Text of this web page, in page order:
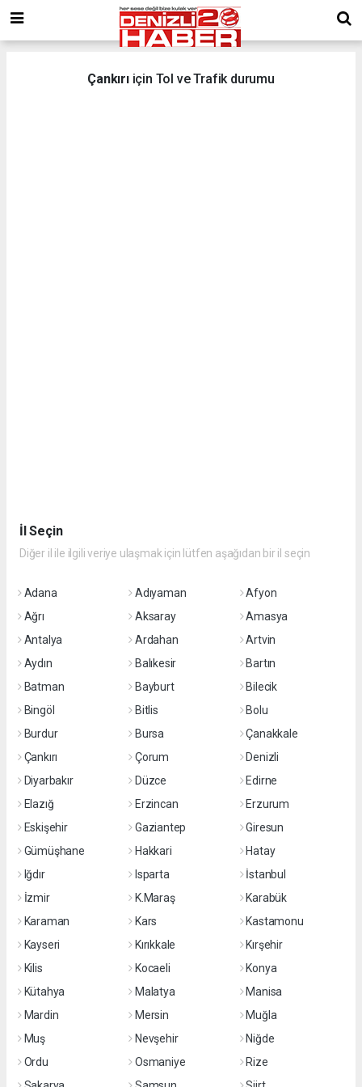
Çankırı için Tol ve Trafik durumu
İl Seçin
Diğer il ile ilgili veriye ulaşmak için lütfen aşağıdan bir il seçin
Adana Adıyaman
Afyon
Ağrı
Aksaray
Amasya
Antalya
Ardahan
Artvin
Aydın
Balıkesir
Bartın
Batman
Bayburt
Bilecik
Bingöl
Bitlis
Bolu
Burdur
Bursa
Çanakkale
Çankırı
Çorum
Denizli
Diyarbakır
Düzce
Edirne
Elazığ
Erzincan
Erzurum
Eskişehir
Gaziantep
Giresun
Gümüşhane
Hakkari
Hatay
Iğdır
Isparta
İstanbul
İzmir
K.Maraş
Karabük
Karaman
Kars
Kastamonu
Kayseri
Kırıkkale
Kırşehir
Kilis
Kocaeli
Konya
Kütahya
Malatya
Manisa
Mardin
Mersin
Muğla
Muş
Nevşehir
Niğde
Ordu
Osmaniye
Rize